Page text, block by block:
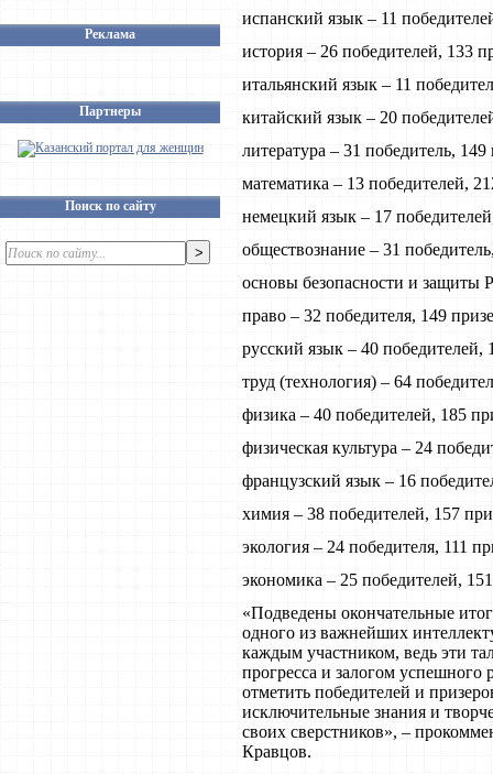
Реклама
Партнеры
Поиск по сайту
испанский язык – 11
история – 26 победителей, 133
итальянский язык – 11
китайский язык – 20
литература – 31 победитель, 149
математика – 13 победителей,
немецкий язык – 17
обществознание – 31
основы безопасности и защиты
право – 32 победителя, 149
русский язык – 40 победителей,
труд (технология) – 64
физика – 40 победителей, 185
физическая культура – 24
французский язык – 16
химия – 38 победителей, 157
экология – 24 победителя, 111
экономика – 25 победителей,
«Подведены окончательные
одного из важнейших
каждым участником, ведь эти
прогресса и залогом
отметить победителей и
исключительные знания и
своих сверстников», –
Кравцов.